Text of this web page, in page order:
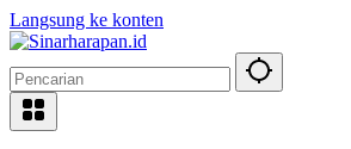
Langsung ke konten